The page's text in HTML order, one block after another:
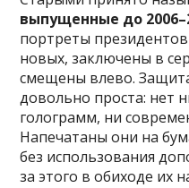
выпущенные до
портреты
новых, заключены в
смещены влево.
довольно проста: нет
голограмм, ни
Напечатаны они на
без использования
за этого в обиходе их